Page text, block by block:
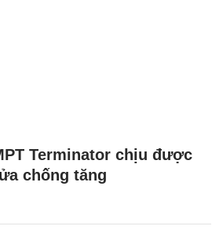
Terminator chịu được
chống tăng